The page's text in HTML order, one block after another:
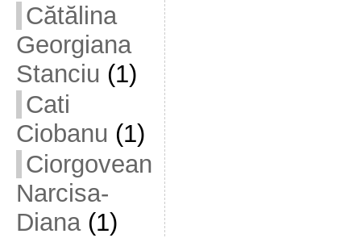
Cătălina
Georgiana
Stanciu (1)
Cati
Ciobanu (1)
Ciorgovean
Narcisa-
Diana(1)